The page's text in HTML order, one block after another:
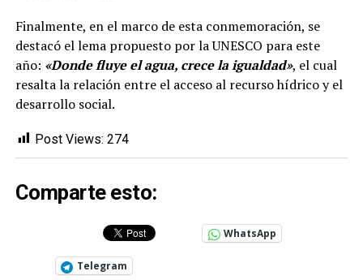
Finalmente, en el marco de esta conmemoración, se
destacó el lema propuesto por la UNESCO para este
año: «Donde fluye el agua, crece la igualdad», el cual
resalta la relación entre el acceso al recurso hídrico y el
desarrollo social.
Post Views: 274
Comparte esto:
WhatsApp
Telegram